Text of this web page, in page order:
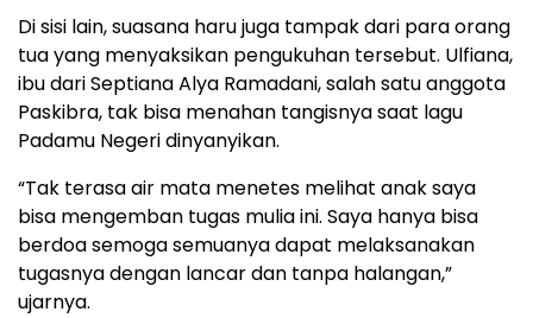
Di sisi lain, suasana haru juga tampak dari para orang
tua yang menyaksikan pengukuhan tersebut. Ulfiana,
ibu dari Septiana Alya Ramadani, salah satu anggota
Paskibra, tak bisa menahan tangisnya saat lagu
Padamu Negeri dinyanyikan.
“Tak terasa air mata menetes melihat anak saya
bisa mengemban tugas mulia ini. Saya hanya bisa
berdoa semoga semuanya dapat melaksanakan
tugasnya dengan lancar dan tanpa halangan,”
ujarnya.